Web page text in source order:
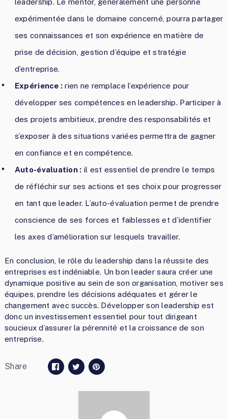
expérimentée dans le domaine concerné, pourra partager
ses connaissances et son expérience en matière de
prise de décision, gestion d’équipe et stratégie
d’entreprise.
Expérience : rien ne remplace l’expérience pour
développer ses compétences en leadership. Participer à
des projets ambitieux, prendre des responsabilités et
s’exposer à des situations variées permettra de gagner
en confiance et en compétence.
Auto-évaluation : il est essentiel de prendre le temps
de réfléchir sur ses actions et ses choix pour progresser
en tant que leader. L’auto-évaluation permet de prendre
conscience de ses forces et faiblesses et d’identifier
les axes d’amélioration sur lesquels travailler.
En conclusion, le rôle du leadership dans la réussite des
entreprises est indéniable. Un bon leader saura créer une
dynamique positive au sein de son organisation, motiver ses
équipes, prendre les décisions adéquates et gérer le
changement avec succès. Développer son leadership est
donc un investissement essentiel pour tout dirigeant
soucieux d’assurer la pérennité et la croissance de son
entreprise.
Share